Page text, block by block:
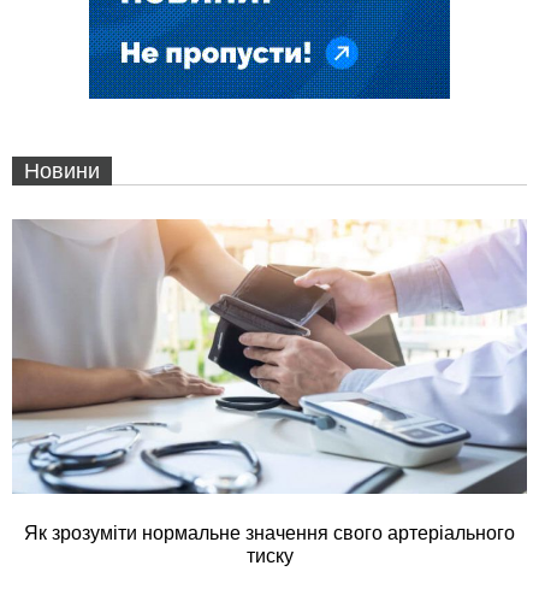
Новини
Як зрозуміти нормальне значення свого артеріального
тиску